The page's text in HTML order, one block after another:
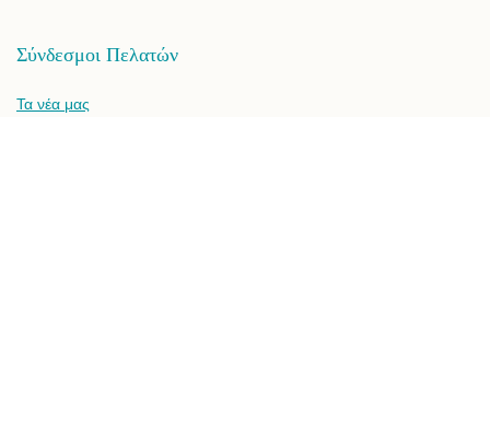
Σύνδεσμοι Πελατών
Τα νέα μας